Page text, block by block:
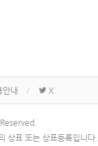
안내 X
상표 또는 상표등록입니다.